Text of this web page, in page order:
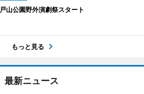
戸山公園野外演劇祭スタート
もっと見る
最新ニュース